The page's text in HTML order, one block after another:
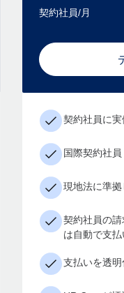
契約社員/月
契約社員に
国際契約社員
現地法に準
契約社員の
は自動で支払
支払いを透